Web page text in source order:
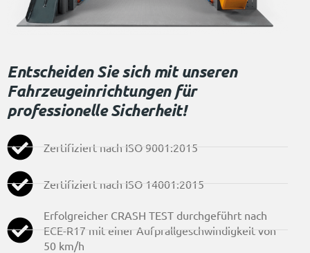
Entscheiden Sie sich mit unseren
Fahrzeugeinrichtungen für
professionelle Sicherheit!
Zertifiziert nach ISO 9001:2015
Zertifiziert nach ISO 14001:2015
Erfolgreicher CRASH TEST durchgeführt nach
ECE-R17 mit einer Aufprallgeschwindigkeit von
50 km/h